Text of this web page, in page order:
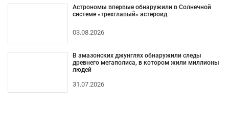
Астрономы впервые обнаружили в Солнечной
системе «трехглавый» астероид
03.08.2026
В амазонских джунглях обнаружили следы
древнего мегаполиса, в котором жили миллионы
людей
31.07.2026